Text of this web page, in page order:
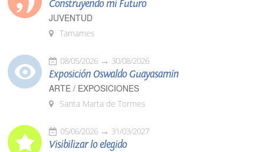
Construyendo mi Futuro
JUVENTUD
Tamames
08/05/2026 30/08/2026
Exposición Oswaldo Guayasamín
ARTE / EXPOSICIONES
Santa Marta de Tormes
05/06/2026 31/03/2027
Visibilizar lo elegido